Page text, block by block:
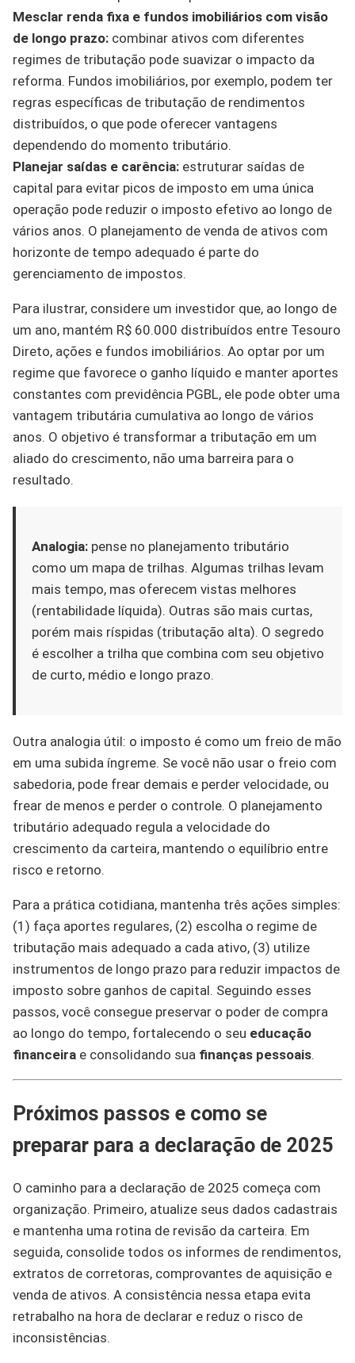
Mesclar renda fixa e fundos imobiliários com visão
de longo prazo: combinar ativos com diferentes
regimes de tributação pode suavizar o impacto da
reforma. Fundos imobiliários, por exemplo, podem ter
regras específicas de tributação de rendimentos
distribuídos, o que pode oferecer vantagens
dependendo do momento tributário.
Planejar saídas e carência: estruturar saídas de
capital para evitar picos de imposto em uma única
operação pode reduzir o imposto efetivo ao longo de
vários anos. O planejamento de venda de ativos com
horizonte de tempo adequado é parte do
gerenciamento de impostos.
Para ilustrar, considere um investidor que, ao longo de
um ano, mantém R$ 60.000 distribuídos entre Tesouro
Direto, ações e fundos imobiliários. Ao optar por um
regime que favorece o ganho líquido e manter aportes
constantes com previdência PGBL, ele pode obter uma
vantagem tributária cumulativa ao longo de vários
anos. O objetivo é transformar a tributação em um
aliado do crescimento, não uma barreira para o
resultado.
Analogia: pense no planejamento tributário
como um mapa de trilhas. Algumas trilhas levam
mais tempo, mas oferecem vistas melhores
(rentabilidade líquida). Outras são mais curtas,
porém mais ríspidas (tributação alta). O segredo
é escolher a trilha que combina com seu objetivo
de curto, médio e longo prazo.
Outra analogia útil: o imposto é como um freio de mão
em uma subida íngreme. Se você não usar o freio com
sabedoria, pode frear demais e perder velocidade, ou
frear de menos e perder o controle. O planejamento
tributário adequado regula a velocidade do
crescimento da carteira, mantendo o equilíbrio entre
risco e retorno.
Para a prática cotidiana, mantenha três ações simples:
(1) faça aportes regulares, (2) escolha o regime de
tributação mais adequado a cada ativo, (3) utilize
instrumentos de longo prazo para reduzir impactos de
imposto sobre ganhos de capital. Seguindo esses
passos, você consegue preservar o poder de compra
ao longo do tempo, fortalecendo o seu educação
financeira e consolidando sua finanças pessoais.
Próximos passos e como se
preparar para a declaração de 2025
O caminho para a declaração de 2025 começa com
organização. Primeiro, atualize seus dados cadastrais
e mantenha uma rotina de revisão da carteira. Em
seguida, consolide todos os informes de rendimentos,
extratos de corretoras, comprovantes de aquisição e
venda de ativos. A consistência nessa etapa evita
retrabalho na hora de declarar e reduz o risco de
inconsistências.